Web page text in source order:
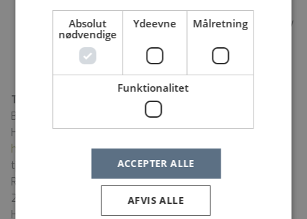
Du vil blive ansat i afdelingen Anæstesi og Intensiv
med dit primære ansættelsessted på
Intensivafsnit 103. Ved behov samarbejder vi på
tværs af de fire intensivafsnit i afdelingen.
Tjenestested fra Nord til Hospitalsbyen
Bemærk: I 2026 flytter Aalborg Universitetshospital ud i
Hospitalsbyen i Aalborg Øst (Læs mere:Byg
hospitalsbyen
). Du vil derfor blive ansat med
tjenestested på Nord-matriklen på adressen
Reberbansgade 15, 9000 Aalborg til og med d. 3 maj
2026 og tjenestested i Hospitalsbyen på adressen
Hospitalsbyen 1, 9260 Gistrup pr. d. 4. maj 2026.
Absolut
nødvendige
Ydeevne Målretning
Funktionalitet
ACCEPTER ALLE
AFVIS ALLE